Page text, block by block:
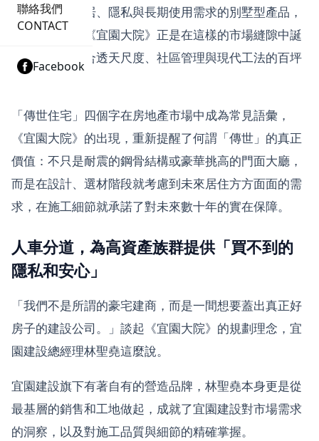
聯絡我們
CONTACT
Facebook
正符合三代共居、隱私與長期使用需求的別墅型產品，
卻依舊稀缺。《宜園大院》正是在這樣的市場縫隙中誕
生——一座結合透天尺度、社區管理與現代工法的百坪
「傳世住宅」四個字在房地產市場中成為常見語彙，
《宜園大院》的出現，重新提醒了何謂「傳世」的真正
價值：不只是耐震的鋼骨結構或豪華挑高的門面大廳，
而是在設計、選材階段就考慮到未來居住方方面面的需
求，在施工細節就承諾了對未來數十年的實在保障。
人車分道，為高資產族群提供「買不到的
隱私和安心」
「我們不是所謂的豪宅建商，而是一間想要蓋出真正好
房子的建設公司。」談起《宜園大院》的規劃理念，宜
園建設總經理林聖堯這麼說。
宜園建設旗下有著自有的營造品牌，林聖堯本身更是從
最基層的銷售和工地做起，成就了宜園建設對市場需求
的洞察，以及對施工品質與細節的精確掌握。